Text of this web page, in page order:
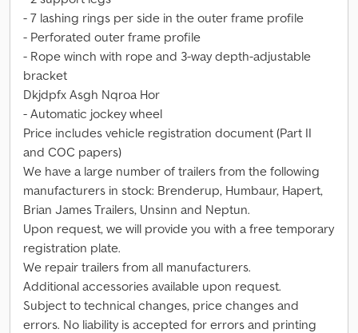
- 7 lashing rings per side in the outer frame profile
- Perforated outer frame profile
- Rope winch with rope and 3-way depth-adjustable
bracket
Dkjdpfx Asgh Nqroa Hor
- Automatic jockey wheel
Price includes vehicle registration document (Part II
and COC papers)
We have a large number of trailers from the following
manufacturers in stock: Brenderup, Humbaur, Hapert,
Brian James Trailers, Unsinn and Neptun.
Upon request, we will provide you with a free temporary
registration plate.
We repair trailers from all manufacturers.
Additional accessories available upon request.
Subject to technical changes, price changes and
errors. No liability is accepted for errors and printing